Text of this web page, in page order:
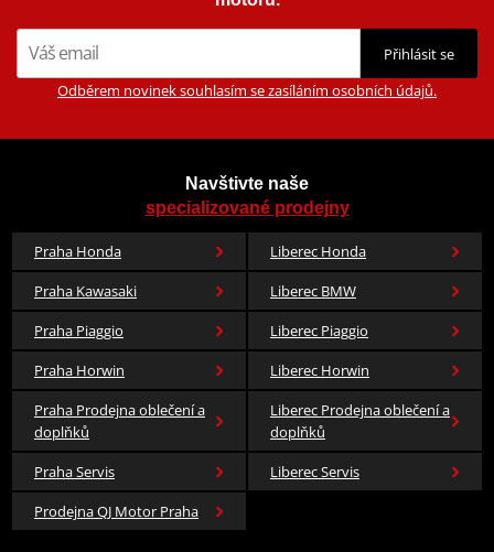
Přihlásit se
Odběrem novinek souhlasím se zasíláním osobních údajů.
Navštivte naše
specializované prodejny
Praha Honda
Liberec Honda
Praha Kawasaki
Liberec BMW
Praha Piaggio
Liberec Piaggio
Praha Horwin
Liberec Horwin
Praha Prodejna oblečení a
doplňků
Liberec Prodejna oblečení a
doplňků
Praha Servis
Liberec Servis
Prodejna QJ Motor Praha